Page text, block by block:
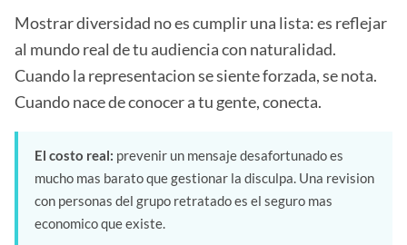
Mostrar diversidad no es cumplir una lista: es reflejar
al mundo real de tu audiencia con naturalidad.
Cuando la representacion se siente forzada, se nota.
Cuando nace de conocer a tu gente, conecta.
El costo real: prevenir un mensaje desafortunado es
mucho mas barato que gestionar la disculpa. Una revision
con personas del grupo retratado es el seguro mas
economico que existe.